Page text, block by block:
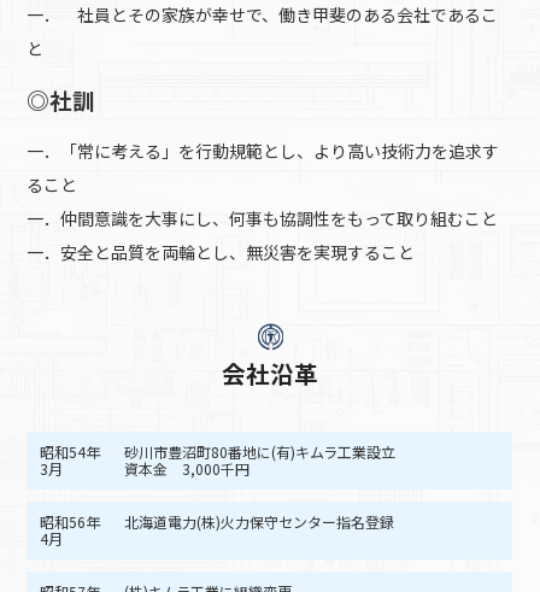
一． 社員とその家族が幸せで、働き甲斐のある会社であるこ
と
◎社訓
一．「常に考える」を行動規範とし、より高い技術力を追求す
ること
一．仲間意識を大事にし、何事も協調性をもって取り組むこと
一．安全と品質を両輪とし、無災害を実現すること
会社沿革
昭和54年
3月
砂川市豊沼町80番地に(有)キムラ工業設立
資本金 3,000千円
昭和56年
4月
北海道電力(株)火力保守センター指名登録